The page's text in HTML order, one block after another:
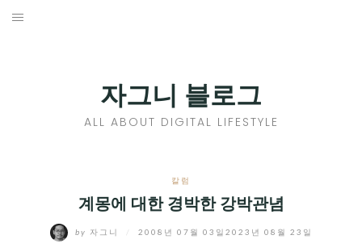
Skip
자그니 블로그
ALL ABOUT DIGITAL LIFESTYLE
칼럼
계몽에 대한 경박한 강박관념
by 자그니 2008년 07월 03일 2023년 08월 23일
CHILD
MENU
디지털라이프